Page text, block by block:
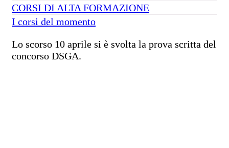
CORSI DI ALTA FORMAZIONE
I corsi del momento
Lo scorso 10 aprile si è svolta la prova scritta del
concorso DSGA.